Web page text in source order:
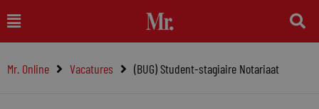
naar
inhoud
Main
Menu
Mr. Online Vacatures (BUG) Student-stagiaire Notariaat